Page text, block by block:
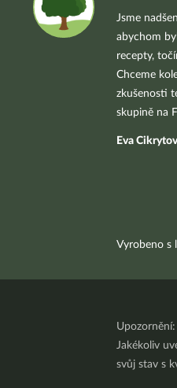
Jsme
abychom
recepty,
Chceme
zkušenosti
skupině na
Eva
Vyrobeno s
Jakékoliv
svůj stav s